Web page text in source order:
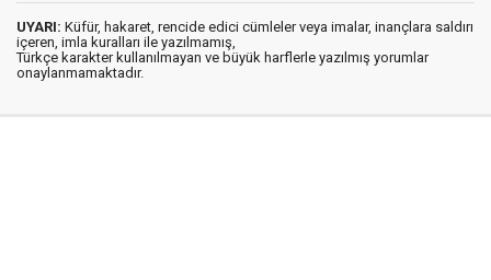
UYARI: Küfür, hakaret, rencide edici cümleler veya imalar, inançlara saldırı
içeren, imla kuralları ile yazılmamış,
Türkçe karakter kullanılmayan ve büyük harflerle yazılmış yorumlar
onaylanmamaktadır.